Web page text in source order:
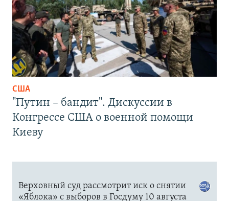
США
"Путин – бандит". Дискуссии в
Конгрессе США о военной помощи
Киеву